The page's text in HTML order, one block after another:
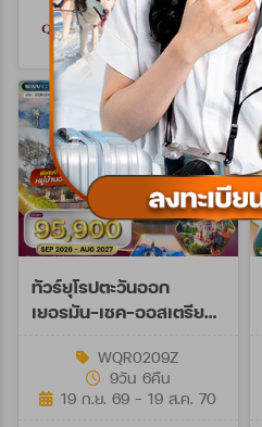
เริ่มต้น
69,900
บาท/ท่าน
ทัวร์ยุโรปตะวันออก
เยอรมัน-เชค-ออสเตรีย-
26 - AUG 27 Spe A
WQR0209Z
9วัน 6คืน
19 ก.ย. 69 - 19 ส.ค. 70